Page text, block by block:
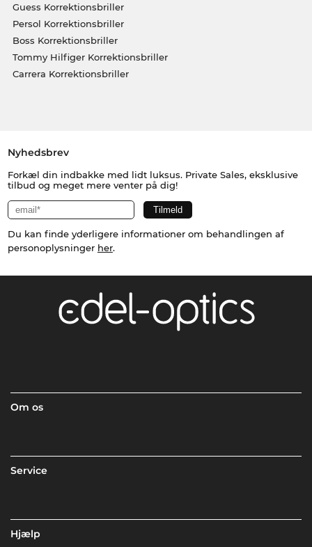
Guess Korrektionsbriller
Persol Korrektionsbriller
Boss Korrektionsbriller
Tommy Hilfiger Korrektionsbriller
Carrera Korrektionsbriller
Nyhedsbrev
Forkæl din indbakke med lidt luksus. Private Sales, eksklusive
tilbud og meget mere venter på dig!
Du kan finde yderligere informationer om behandlingen af
personoplysninger her.
Om os
Service
Hjælp